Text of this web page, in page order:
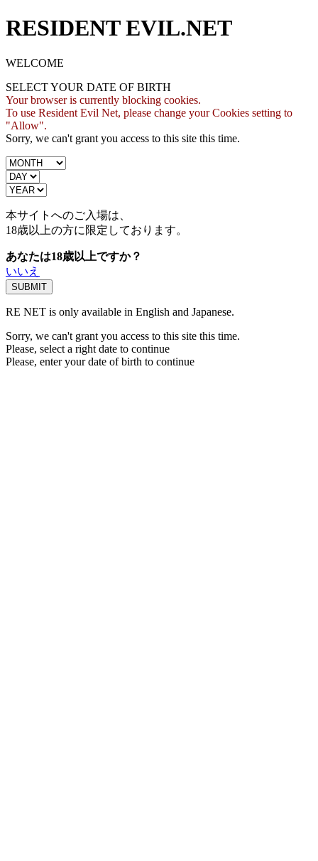
RESIDENT EVIL.NET
WELCOME
SELECT YOUR DATE OF BIRTH
Your browser is currently blocking cookies.
To use Resident Evil Net, please change your Cookies setting to
"Allow".
Sorry, we can't grant you access to this site this time.
本サイトへのご入場は、
18歳以上の方に限定しております。
あなたは18歳以上ですか？
いいえ
RE NET is only available in English and Japanese.
Sorry, we can't grant you access to this site this time.
Please, select a right date to continue
Please, enter your date of birth to continue